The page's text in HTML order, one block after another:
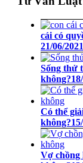
cái có
21/06/
Sống thử
không?
Có thể
không?
Vợ chồng